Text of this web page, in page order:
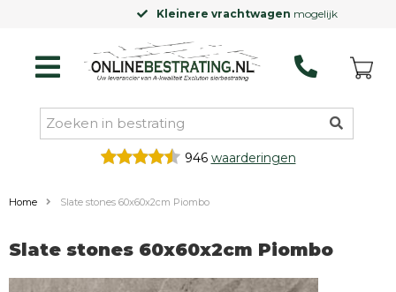
Kleinere vrachtwagenmogelijk
946 waarderingen
Home Slate stones 60x60x2cm Piombo
Slate stones 60x60x2cm Piombo